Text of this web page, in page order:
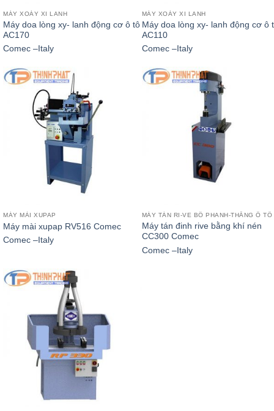
MÁY XOÁY XI LANH
Máy doa lòng xy- lanh động cơ ô tô
AC170
Comec –Italy
MÁY XOÁY XI LANH
Máy doa lòng xy- lanh động cơ ô
AC110
Comec –Italy
MÁY MÀI XUPAP
Máy mài xupap RV516 Comec
Comec –Italy
MÁY TÁN RI-VE BỐ PHANH-THẮNG Ô TÔ
Máy tán đinh rive bằng khí nén
CC300 Comec
Comec –Italy